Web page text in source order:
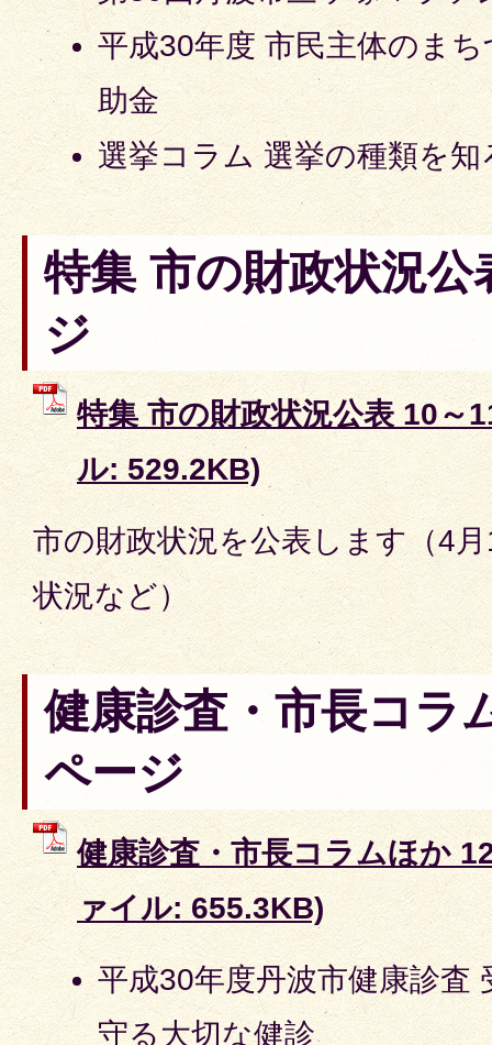
平成30年度 市民主体のま
助金
選挙コラム 選挙の種類を知
特集 市の財政状況公
ジ
特集 市の財政状況公表 10～
ル: 529.2KB)
市の財政状況を公表します（4
状況など）
健康診査・市長コラ
ページ
健康診査・市長コラムほか
ァイル: 655.3KB)
平成30年度丹波市健康診査
守る大切な健診